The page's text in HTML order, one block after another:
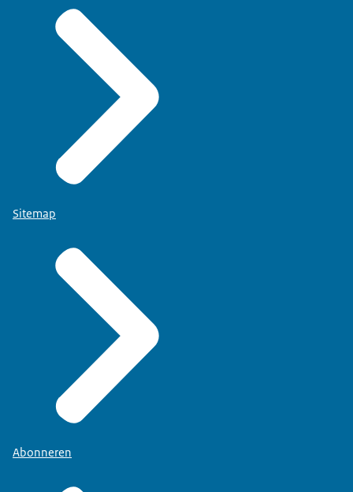
Sitemap
Abonneren